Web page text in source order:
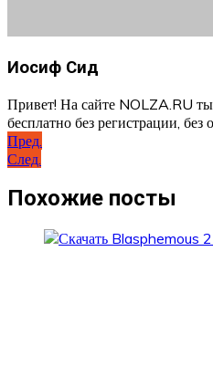
Иосиф Сид
Привет! На сайте NOLZA.RU
бесплатно без регистрации,
Навигация
по
записям
Пред.
След.
Похожие посты